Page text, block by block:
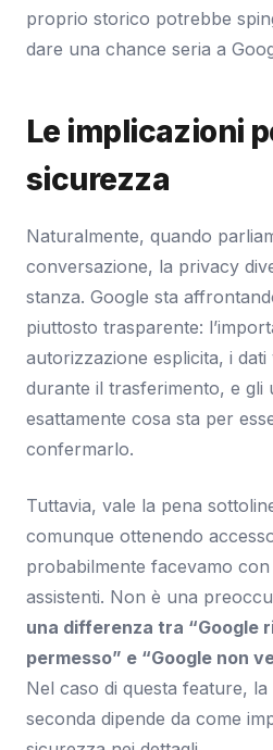
proprio storico potrebbe
dare una chance seria a
Le implicazioni
sicurezza
Naturalmente, quando
conversazione, la privacy
stanza. Google sta
piuttosto trasparente:
autorizzazione esplicita, i
durante il trasferimento, e gli
esattamente cosa sta per
confermarlo.
Tuttavia, vale la pena
comunque ottenendo
probabilmente facevamo
assistenti. Non è una
una differenza tra “Google
permesso” e “Google non
Nel caso di questa feature,
seconda dipende da come